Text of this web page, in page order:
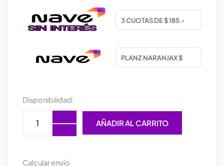
Disponibilidad:
Parlante
One
JOF-
200w
AÑADIR AL CARRITO
Calcular envío